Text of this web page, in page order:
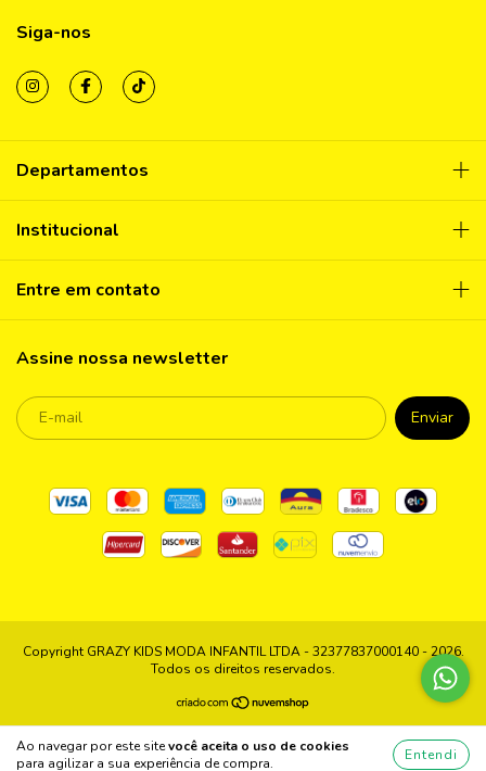
Ao navegar por este sitevocê aceita o uso de cookies
para agilizar a sua experiência de compra.
Entendi
Siga-nos
Departamentos
Institucional
Entre em contato
Assine nossa newsletter
Copyright GRAZY KIDS MODA INFANTIL LTDA - 32377837000140 - 2026.
Todos os direitos reservados.